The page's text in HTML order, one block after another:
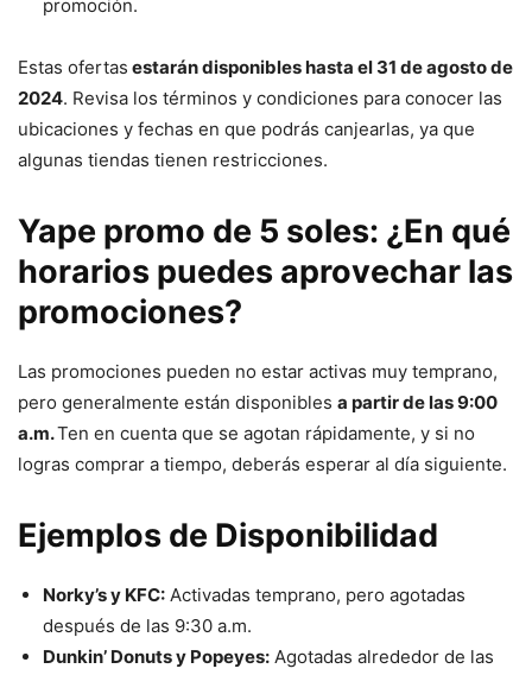
promoción.
Estas ofertas estarán disponibles hasta el 31 de agosto de
2024. Revisa los términos y condiciones para conocer las
ubicaciones y fechas en que podrás canjearlas, ya que
algunas tiendas tienen restricciones.
Yape promo de 5 soles: ¿En qué
horarios puedes aprovechar las
promociones?
Las promociones pueden no estar activas muy temprano,
pero generalmente están disponibles a partir de las 9:00
a.m.Ten en cuenta que se agotan rápidamente, y si no
logras comprar a tiempo, deberás esperar al día siguiente.
Ejemplos de Disponibilidad
Norky’s y KFC: Activadas temprano, pero agotadas
después de las 9:30 a.m.
Dunkin’ Donuts y Popeyes: Agotadas alrededor de las